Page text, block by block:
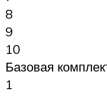
8
9
10
Базовая
1